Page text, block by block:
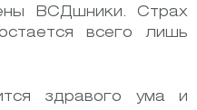
ВСДшники. Страх
всего лишь
здравого ума и